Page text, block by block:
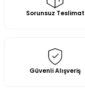
Sorunsuz Teslimat
Güvenli Alışveriş